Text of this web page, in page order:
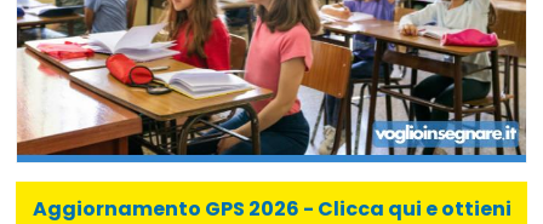
Aggiornamento GPS 2026 - Clicca qui e ottieni